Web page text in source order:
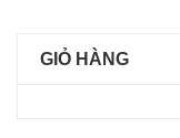
GIỎ HÀNG